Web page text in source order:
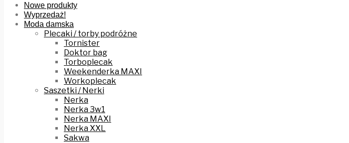
Nowe produkty
Wyprzedaż!
Moda damska
Plecaki / torby podróżne
Tornister
Doktor bag
Torboplecak
Weekenderka MAXI
Workoplecak
Saszetki / Nerki
Nerka
Nerka 3w1
Nerka MAXI
Nerka XXL
Sakwa